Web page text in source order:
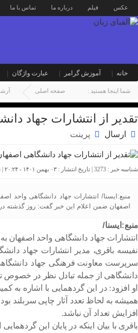
عکس فیلم درباره ما تماس با ما
خانه آموزش گرامر عبارت واژگان
شما اینجا هستید : صفحه اصلی
تقدیر از انتشارات جهاد
ارسال پرینت
شناسه خبر : 3273 | تاریخ انتشار : ۰۳ بهمن ۱۴۰۱ - ۲۰:۲۴ | 1445 بازدید | تعداد دیدگاه :
اصفهان ضمن اعلام این خبر گفت: روز گذشته
منبع:ایسنا/
انتشارات جهاد دانشگاهی واحد اصفهان به دلیل روند رو به رشد و
نفیسه باقری، مدیر انتشارات جهاد
سرپرست معاونت فرهنگی جهاد
دانشگاهی از جمله تبادل نظر در خصوص
او افزود: در این گردهمایی با اشاره
همیشه به لحاظ تعدد آثار چاپی سربلند
افزایش تعداد آن نباشد.
باقری با بیان اینکه در پایان این